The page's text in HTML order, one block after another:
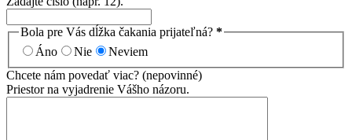
Bola pre Vás dĺžka čakania prijateľná? *
Áno
Nie
Neviem
Chcete nám povedať viac? (nepovinné)
Priestor na vyjadrenie Vášho názoru.